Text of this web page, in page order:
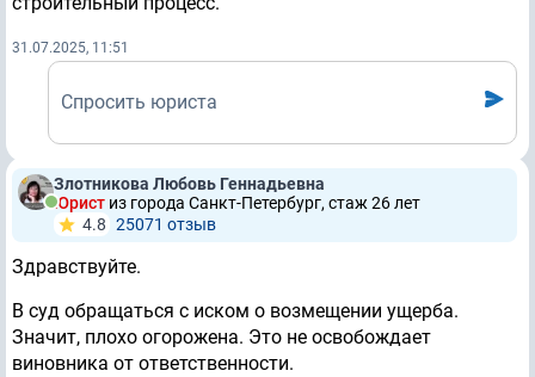
31.07.2025, 11:51
Спросить юриста
Злотникова Любовь Геннадьевна
Юрист из города Санкт-Петербург, стаж 26 лет
4.8 25071 отзыв
Здравствуйте.
В суд обращаться с иском о возмещении ущерба.
Значит, плохо огорожена. Это не освобождает
виновника от ответственности.